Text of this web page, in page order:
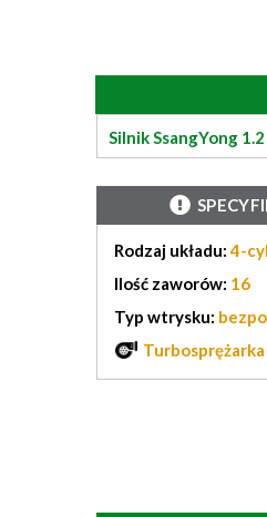
Silnik SsangYong
Rodzaj układu:4-
Ilość zaworów: 16
Typ wtrysku:
Turbosprężarka